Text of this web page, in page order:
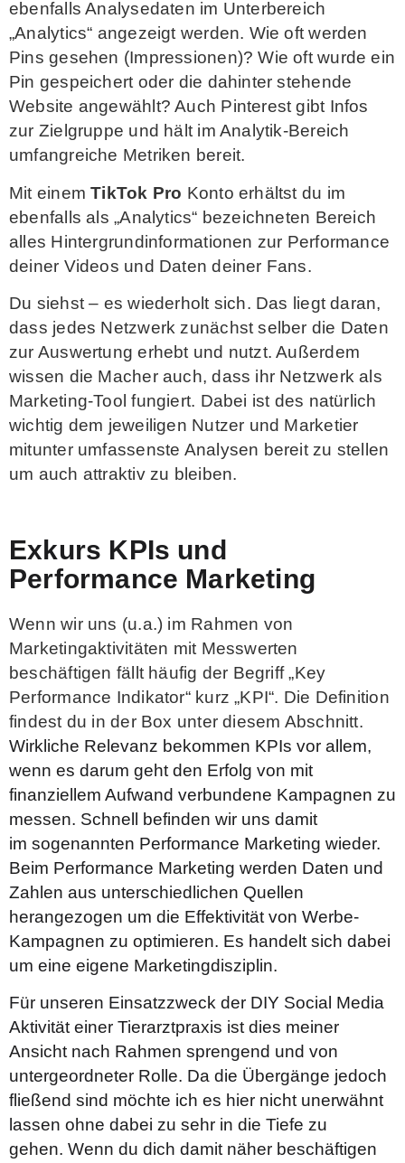
ebenfalls Analysedaten im Unterbereich
„Analytics“ angezeigt werden. Wie oft werden
Pins gesehen (Impressionen)? Wie oft wurde ein
Pin gespeichert oder die dahinter stehende
Website angewählt? Auch Pinterest gibt Infos
zur Zielgruppe und hält im Analytik-Bereich
umfangreiche Metriken bereit.
Mit einemTikTok Pro Konto erhältst du im
ebenfalls als „Analytics“ bezeichneten Bereich
alles Hintergrundinformationen zur Performance
deiner Videos und Daten deiner Fans.
Du siehst – es wiederholt sich. Das liegt daran,
dass jedes Netzwerk zunächst selber die Daten
zur Auswertung erhebt und nutzt. Außerdem
wissen die Macher auch, dass ihr Netzwerk als
Marketing-Tool fungiert. Dabei ist des natürlich
wichtig dem jeweiligen Nutzer und Marketier
mitunter umfassenste Analysen bereit zu stellen
um auch attraktiv zu bleiben.
Exkurs KPIs und
Performance Marketing
Wenn wir uns (u.a.) im Rahmen von
Marketingaktivitäten mit Messwerten
beschäftigen fällt häufig der Begriff „Key
Performance Indikator“ kurz „KPI“. Die Definition
findest du in der Box unter diesem Abschnitt.
Wirkliche Relevanz bekommen KPIs vor allem,
wenn es darum geht den Erfolg von mit
finanziellem Aufwand verbundene Kampagnen zu
messen. Schnell befinden wir uns damit
im sogenannten Performance Marketing wieder.
Beim Performance Marketing werden Daten und
Zahlen aus unterschiedlichen Quellen
herangezogen um die Effektivität von Werbe-
Kampagnen zu optimieren. Es handelt sich dabei
um eine eigene Marketingdisziplin.
Für unseren Einsatzzweck der DIY Social Media
Aktivität einer Tierarztpraxis ist dies meiner
Ansicht nach Rahmen sprengend und von
untergeordneter Rolle. Da die Übergänge jedoch
fließend sind möchte ich es hier nicht unerwähnt
lassen ohne dabei zu sehr in die Tiefe zu
gehen. Wenn du dich damit näher beschäftigen